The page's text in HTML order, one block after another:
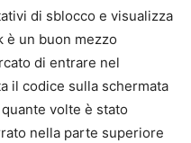
di sblocco e visualizza
è un buon mezzo
di entrare nel
il codice sulla schermata
volte è stato
nella parte superiore